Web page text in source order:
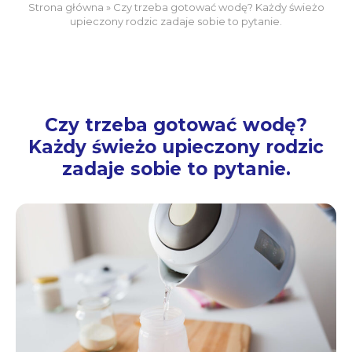
Strona główna » Czy trzeba gotować wodę? Każdy świeżo
upieczony rodzic zadaje sobie to pytanie.
Czy trzeba gotować wodę?
Każdy świeżo upieczony rodzic
zadaje sobie to pytanie.